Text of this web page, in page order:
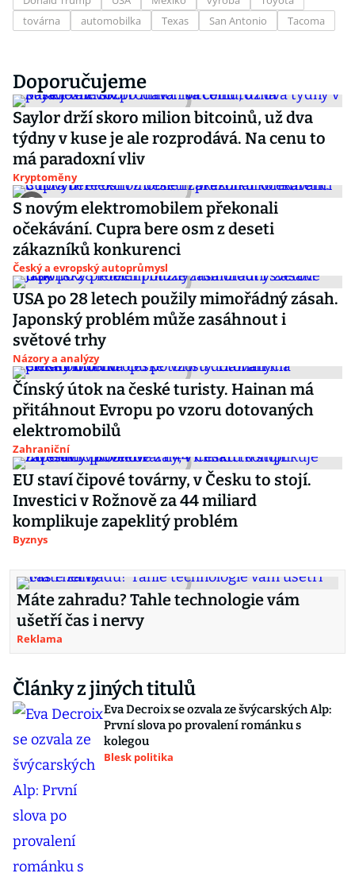
továrna
automobilka Texas San Antonio Tacoma
Doporučujeme
Saylor drží skoro milion bitcoinů, už dva
týdny v kuse je ale rozprodává. Na cenu to
má paradoxní vliv
Kryptoměny
S novým elektromobilem překonali
očekávání. Cupra bere osm z deseti
zákazníků konkurenci
Český a evropský autoprůmysl
USA po 28 letech použily mimořádný zásah.
Japonský problém může zasáhnout i
světové trhy
Názory a analýzy
Čínský útok na české turisty. Hainan má
přitáhnout Evropu po vzoru dotovaných
elektromobilů
Zahraniční
EU staví čipové továrny, v Česku to stojí.
Investici v Rožnově za 44 miliard
komplikuje zapeklitý problém
Byznys
Máte zahradu? Tahle technologie vám
ušetří čas i nervy
Reklama
Články z jiných titulů
Eva Decroix se ozvala ze švýcarských Alp:
První slova po provalení románku s
kolegou
Blesk politika